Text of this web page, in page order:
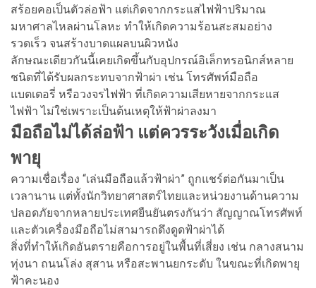
สร้อยคอเป็นตัวล่อฟ้า แต่เกิดจากกระแสไฟฟ้าปริมาณ
มหาศาลไหลผ่านโลหะ ทำให้เกิดความร้อนสะสมอย่าง
รวดเร็ว จนสร้างบาดแผลบนผิวหนัง
ลักษณะเดียวกันนี้เคยเกิดขึ้นกับอุปกรณ์อิเล็กทรอนิกส์หลาย
ชนิดที่ได้รับผลกระทบจากฟ้าผ่า เช่น โทรศัพท์มือถือ
แบตเตอรี่ หรือวงจรไฟฟ้า ที่เกิดความเสียหายจากกระแส
ไฟฟ้า ไม่ใช่เพราะเป็นต้นเหตุให้ฟ้าผ่าลงมา
มือถือไม่ได้ล่อฟ้า แต่ควรระวังเมื่อเกิด
พายุ
ความเชื่อเรื่อง “เล่นมือถือแล้วฟ้าผ่า” ถูกแชร์ต่อกันมาเป็น
เวลานาน แต่ทั้งนักวิทยาศาสตร์ไทยและหน่วยงานด้านความ
ปลอดภัยจากหลายประเทศยืนยันตรงกันว่า สัญญาณโทรศัพท์
และตัวเครื่องมือถือไม่สามารถดึงดูดฟ้าผ่าได้
สิ่งที่ทำให้เกิดอันตรายคือการอยู่ในพื้นที่เสี่ยง เช่น กลางสนาม
ทุ่งนา ถนนโล่ง สุสาน หรือสะพานยกระดับ ในขณะที่เกิดพายุ
ฟ้าคะนอง